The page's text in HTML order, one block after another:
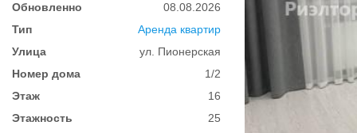
Обновленно
08.08.2026
Тип
Аренда квартир
Улица
ул. Пионерская
Номер дома
1/2
Этаж
16
Этажность
25